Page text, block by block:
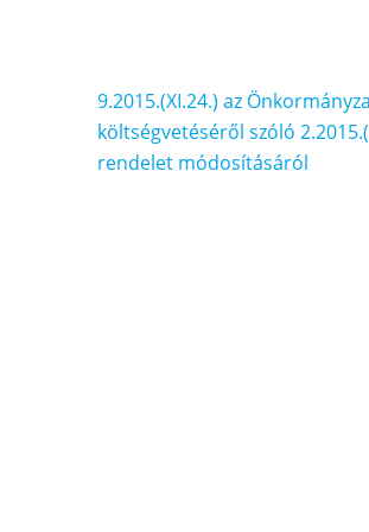
Bejegyzés
navigáció
9.2015.(XI.24.) az
költségvetéséről szóló
rendelet módosításáról